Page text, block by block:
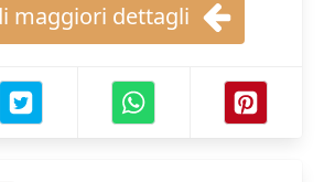
maggiori dettagli